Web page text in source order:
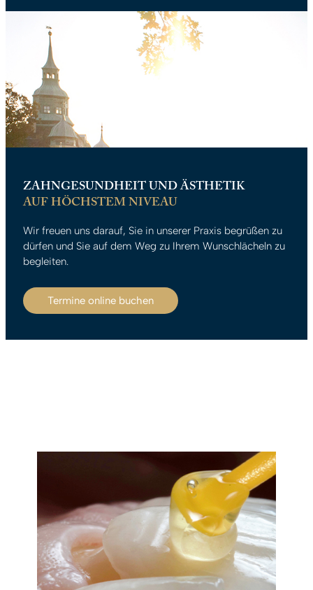
ZAHNGESUNDHEIT UND ÄSTHETIK
AUF HÖCHSTEM NIVEAU
Wir freuen uns darauf, Sie in unserer Praxis begrüßen zu
dürfen und Sie auf dem Weg zu Ihrem Wunschlächeln zu
begleiten.
Termine online buchen